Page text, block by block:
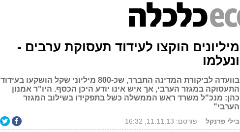
מיליונים הוקצו לעידוד תעסוקת ערבים -
ונעלמו
בוועדה לביקורת המדינה התברר, שכ-800 מיליוני שקל הושקעו בעידוד
התעסוקה במגזר הערבי, אך איש אינו יודע היכן הכסף. היו"ר אמנון
כהן: מנכ"ל משרד ראש הממשלה כשל בתפקידו בשילוב המגזר
הערבי"
בילי פרנקל פורסם: 11.11.13, 16:32